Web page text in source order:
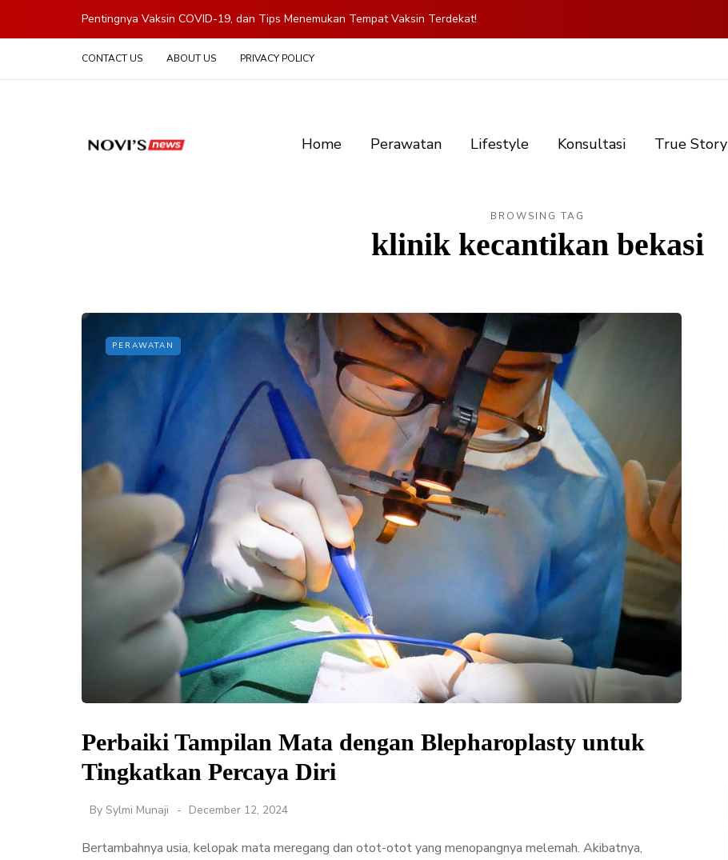
Pentingnya Vaksin COVID-19, dan Tips Menemukan Tempat Vaksin Terdekat!
CONTACT US ABOUT US PRIVACY POLICY
Home Perawatan Lifestyle Konsultasi True Story
BROWSING TAG
klinik kecantikan bekasi
PERAWATAN
Perbaiki Tampilan Mata dengan Blepharoplasty untuk
Tingkatkan Percaya Diri
By Sylmi Munaji December 12, 2024
Bertambahnya usia, kelopak mata meregang dan otot-otot yang menopangnya melemah. Akibatnya,